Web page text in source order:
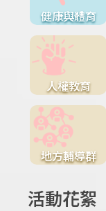
健康與體育
人權教育
地方輔導群
活動花絮